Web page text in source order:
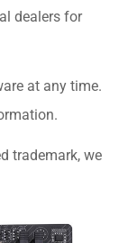
dealers for
at any time.
trademark, we